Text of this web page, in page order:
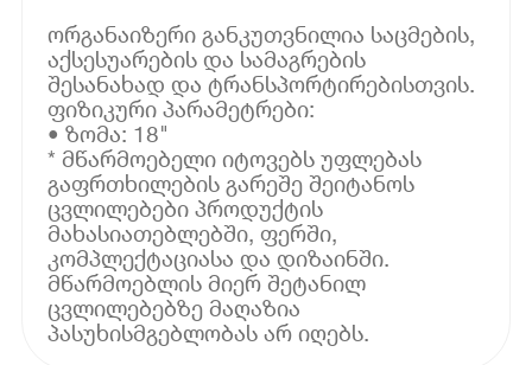
ორგანაიზერი განკუთვნილია საცმების,
აქსესუარების და სამაგრების
შესანახად და ტრანსპორტირებისთვის.
ფიზიკური პარამეტრები:
• ზომა: 18"
* მწარმოებელი იტოვებს უფლებას
გაფრთხილების გარეშე შეიტანოს
ცვლილებები პროდუქტის
მახასიათებლებში, ფერში,
კომპლექტაციასა და დიზაინში.
მწარმოებლის მიერ შეტანილ
ცვლილებებზე მაღაზია
პასუხისმგებლობას არ იღებს.